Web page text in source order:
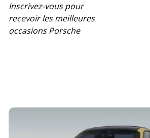
Inscrivez-vous pour
recevoir les meilleures
occasions Porsche